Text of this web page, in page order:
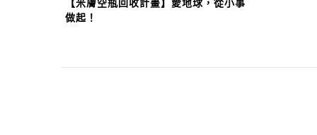
做起！